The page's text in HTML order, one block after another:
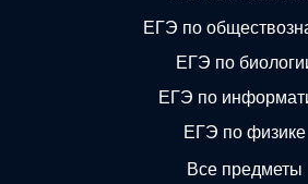
ЕГЭ по
ЕГЭ по
ЕГЭ по
ЕГЭ по физике
Все предметы